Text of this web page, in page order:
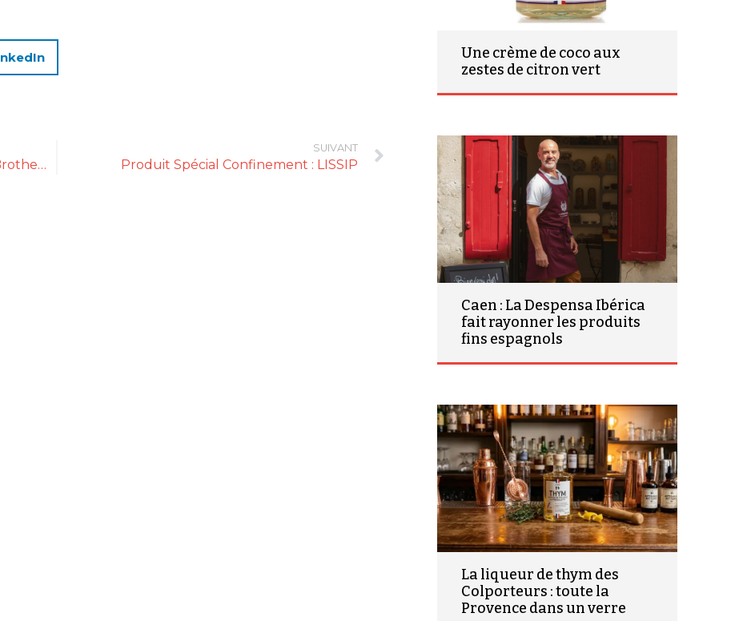
Produit Spécial Confinement : Jones Brothers Coffee
SUIVANT
Produit Spécial Confinement : LISSIP
Une crème de coco aux
zestes de citron vert
Caen : La Despensa Ibérica
fait rayonner les produits
fins espagnols
La liqueur de thym des
Colporteurs : toute la
Provence dans un verre